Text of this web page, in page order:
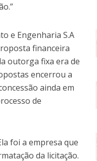
e Engenharia S.A
financeira
outorga fixa era de
encerrou a
ainda em
de
foi a empresa que
da licitação.